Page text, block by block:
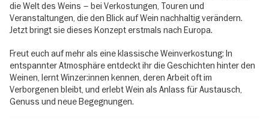
die Welt des Weins – bei Verkostungen, Touren und
Veranstaltungen, die den Blick auf Wein nachhaltig verändern.
Jetzt bringt sie dieses Konzept erstmals nach Europa.
Freut euch auf mehr als eine klassische Weinverkostung: In
entspannter Atmosphäre entdeckt ihr die Geschichten hinter den
Weinen, lernt Winzer:innen kennen, deren Arbeit oft im
Verborgenen bleibt, und erlebt Wein als Anlass für Austausch,
Genuss und neue Begegnungen.